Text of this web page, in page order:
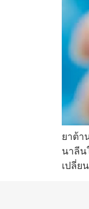
ยาต้า
นาลีน
เปลี่ย